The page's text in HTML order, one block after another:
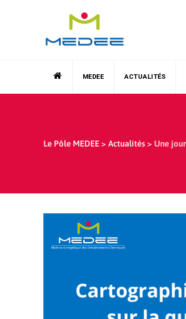
MEDEE ACTUALITÉS
Le Pôle MEDEE > Actualités > Une